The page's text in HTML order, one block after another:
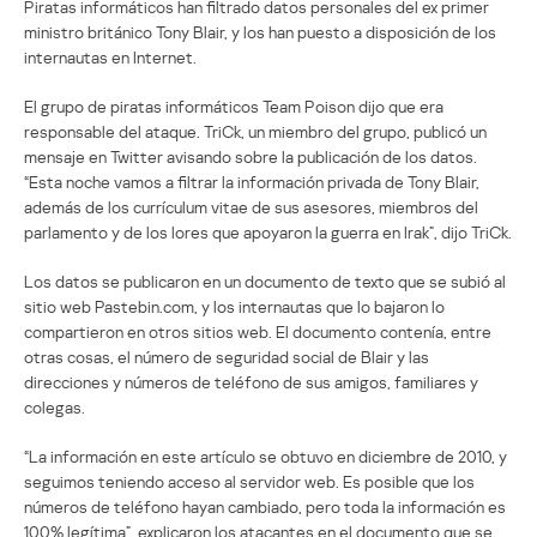
Piratas informáticos han filtrado datos personales del ex primer
ministro británico Tony Blair, y los han puesto a disposición de los
internautas en Internet.
El grupo de piratas informáticos Team Poison dijo que era
responsable del ataque. TriCk, un miembro del grupo, publicó un
mensaje en Twitter avisando sobre la publicación de los datos.
“Esta noche vamos a filtrar la información privada de Tony Blair,
además de los currículum vitae de sus asesores, miembros del
parlamento y de los lores que apoyaron la guerra en Irak”, dijo TriCk.
Los datos se publicaron en un documento de texto que se subió al
sitio web Pastebin.com, y los internautas que lo bajaron lo
compartieron en otros sitios web. El documento contenía, entre
otras cosas, el número de seguridad social de Blair y las
direcciones y números de teléfono de sus amigos, familiares y
colegas.
“La información en este artículo se obtuvo en diciembre de 2010, y
seguimos teniendo acceso al servidor web. Es posible que los
números de teléfono hayan cambiado, pero toda la información es
100% legítima”, explicaron los atacantes en el documento que se